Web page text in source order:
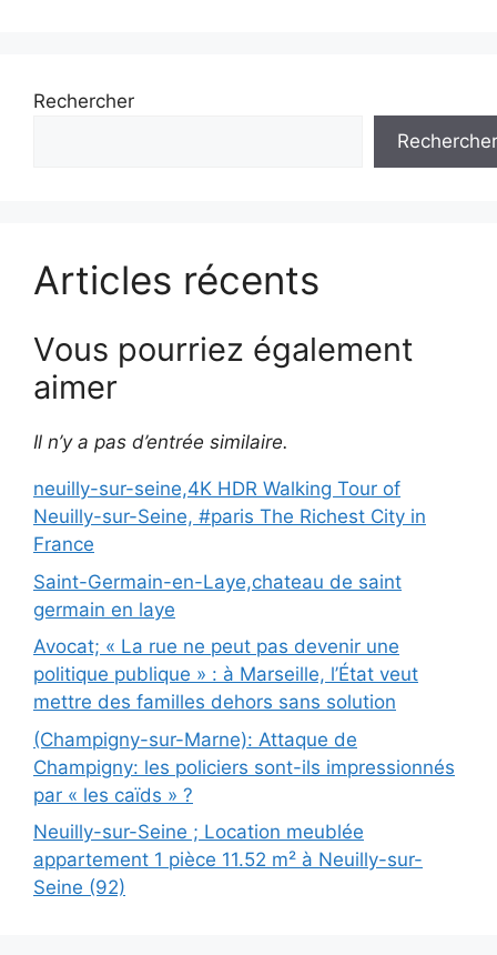
Rechercher
Rechercher
Articles récents
Vous pourriez également
aimer
Il n’y a pas d’entrée similaire.
neuilly-sur-seine,4K HDR Walking Tour of
Neuilly-sur-Seine, #paris The Richest City in
France
Saint-Germain-en-Laye,chateau de saint
germain en laye
Avocat; « La rue ne peut pas devenir une
politique publique » : à Marseille, l’État veut
mettre des familles dehors sans solution
(Champigny-sur-Marne): Attaque de
Champigny: les policiers sont-ils impressionnés
par « les caïds » ?
Neuilly-sur-Seine ; Location meublée
appartement 1 pièce 11.52 m² à Neuilly-sur-
Seine (92)